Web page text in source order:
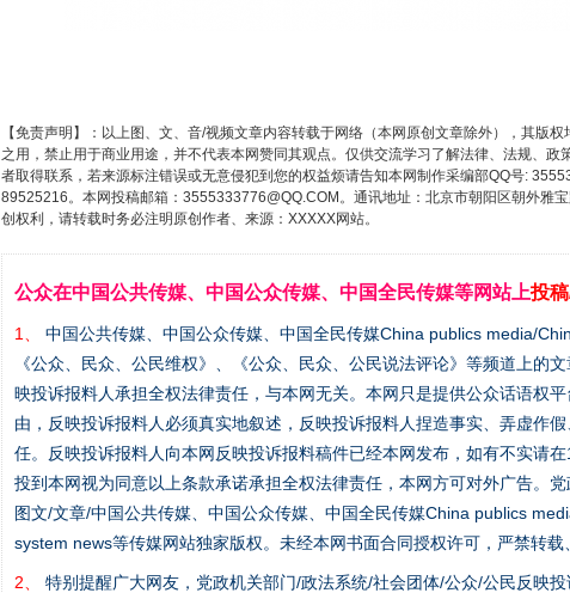
【免责声明】：以上图、文、音/视频文章内容转载于网络（本网原创文章除外），其版
之用，禁止用于商业用途，并不代表本网赞同其观点。仅供交流学习了解法律、法规、
者取得联系，若来源标注错误或无意侵犯到您的权益烦请告知本网制作采编部QQ号:
89525216。本网投稿邮箱：3555333776@QQ.COM。通讯地址：北京市朝阳区朝外雅
创权利，请转载时务必注明原创作者、来源：XXXXX网站。
公众在中国公共传媒、中国公众传媒、中国全民传媒等网站上投
1、
中国公共传媒、中国公众传媒、中国全民传媒China publics media/
《公众、民众、公民维权》、《公众、民众、公民说法评论》等频道上的
映投诉报料人承担全权法律责任，与本网无关。本网只是提供公众话语权
由，反映投诉报料人必须真实地叙述，反映投诉报料人捏造事实、弄虚作
任。反映投诉报料人向本网反映投诉报料稿件已经本网发布，如有不实请
投到本网视为同意以上条款承诺承担全权法律责任，本网方可对外广告。
图文/文章/中国公共传媒、中国公众传媒、中国全民传媒China publics
system news等传媒网站独家版权。未经本网书面合同授权许可，严禁转载
2、
特别提醒广大网友，党政机关部门/政法系统/社会团体/公众/公民反映